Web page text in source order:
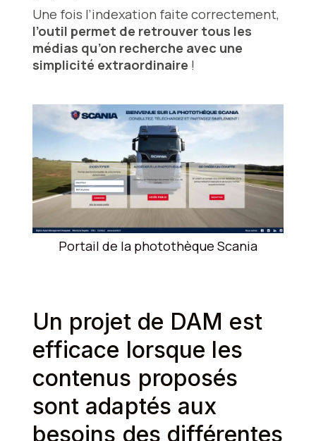
Une fois l’indexation faite correctement,
l’outil permet de retrouver tous les
médias qu’on recherche avec une
simplicité extraordinaire !
Portail de la photothèque Scania
Un projet de DAM est
efficace lorsque les
contenus proposés
sont adaptés aux
besoins des différentes